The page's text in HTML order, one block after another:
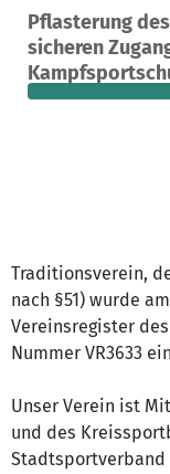
Pflasterung
sicheren
Ein Projekt in
44
Spenden
Traditionsverein,
nach §51) wurde
Vereinsregister
Nummer VR3633
Unser Verein ist
und des
Stadtsportverband